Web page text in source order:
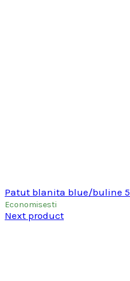
Patut blanita blue/buline
Economisesti
Next product